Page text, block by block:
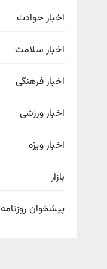
اخبار حوادث
اخبار سلامت
اخبار فرهنگی
اخبار ورزشی
اخبار ویژه
بازار
پیشخوان روزنامه